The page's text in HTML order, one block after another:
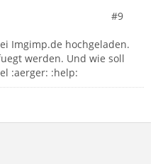
#9
Imgimp.de hochgeladen.
werden. Und wie soll
:aerger: :help: